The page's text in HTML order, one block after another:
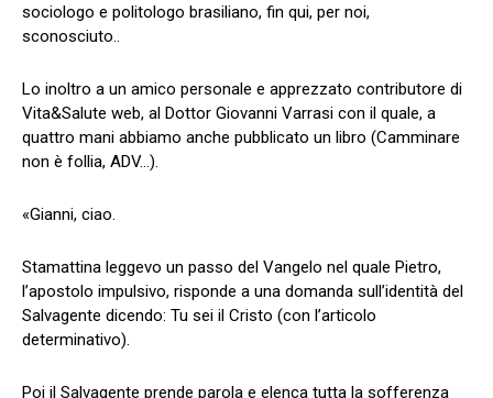
sociologo e politologo brasiliano, fin qui, per noi,
sconosciuto..
Lo inoltro a un amico personale e apprezzato contributore di
Vita&Salute web, al Dottor Giovanni Varrasi con il quale, a
quattro mani abbiamo anche pubblicato un libro (Camminare
non è follia, ADV…).
«Gianni, ciao.
Stamattina leggevo un passo del Vangelo nel quale Pietro,
l’apostolo impulsivo, risponde a una domanda sull’identità del
Salvagente dicendo: Tu sei il Cristo (con l’articolo
determinativo).
Poi il Salvagente prende parola e elenca tutta la sofferenza